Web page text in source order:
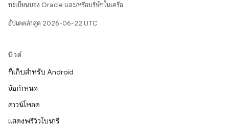
ทะเบียนของ Oracle และ/หรือบริษัทในเครือ
อัปเดตล่าสุด 2026-06-22 UTC
บิวด์
ที่เก็บสำหรับ Android
ข้อกำหนด
ดาวน์โหลด
แสดงพรีวิวไบนารี